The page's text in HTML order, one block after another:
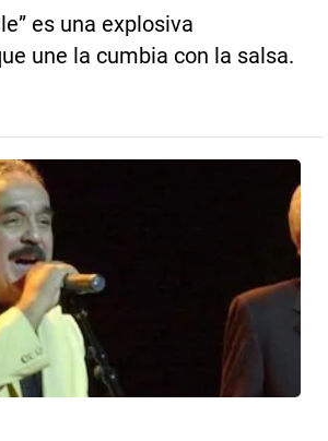
es una explosiva
une la cumbia con la salsa.